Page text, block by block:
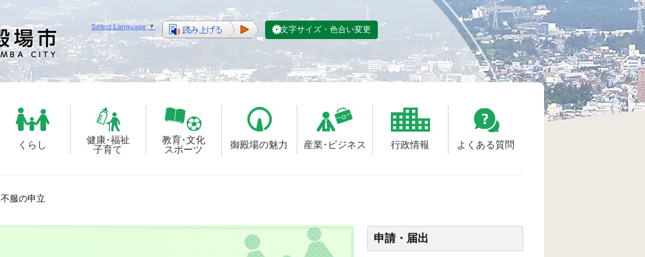
くらし
健康･福祉
子育て
教育･文化
スポーツ
御殿場の魅力 産業･ビジネス 行政情報 よくある質問
Select Language ▼ 文字サイズ・色合い変更
不服の申立
申請・届出